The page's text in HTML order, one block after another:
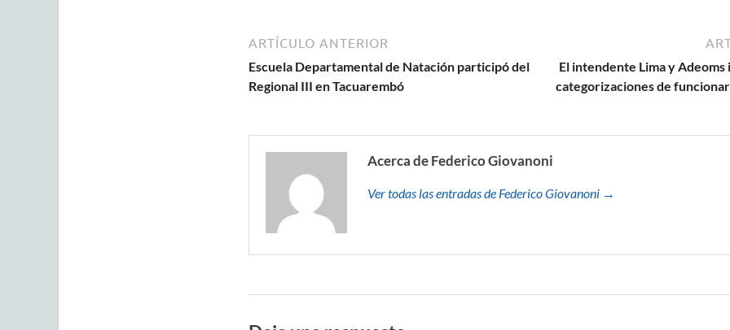
ARTÍCULO ANTERIOR
Escuela Departamental de Natación participó del
Regional III en Tacuarembó
El intendente Lima y
categorizaciones de
Acerca de Federico Giovanoni
Ver todas las entradas de Federico Giovanoni →